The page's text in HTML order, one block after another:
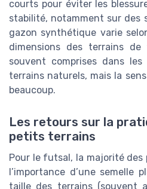
courts pour éviter les
stabilité, notamment sur des
gazon synthétique varie
dimensions des terrains
souvent comprises dans
terrains naturels, mais la
beaucoup.
Les retours sur la
petits terrains
Pour le futsal, la majorité
l’importance d’une semelle
taille des terrains (souvent